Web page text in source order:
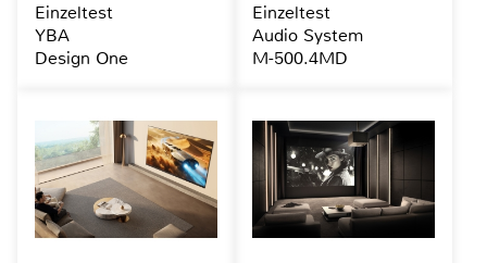
Einzeltest
YBA
Design One
Einzeltest
Audio System
M-500.4MD